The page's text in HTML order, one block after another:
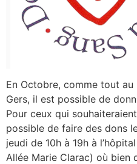
En Octobre, comme tout au
Gers, il est possible de
Pour ceux qui
possible de faire des dons
jeudi de 10h à 19h à
Allée Marie Clarac) où bien